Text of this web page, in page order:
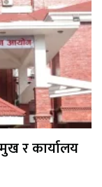
र कार्यालय